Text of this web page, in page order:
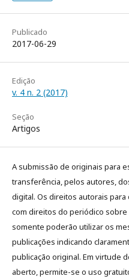
Publicado
2017-06-29
Edição
v. 4 n. 2 (2017)
Seção
Artigos
A submissão de originais para
transferência, pelos autores,
digital. Os direitos autorais
com direitos do periódico
somente poderão utilizar os
publicações indicando
publicação original. Em virtude
aberto, permite-se o uso